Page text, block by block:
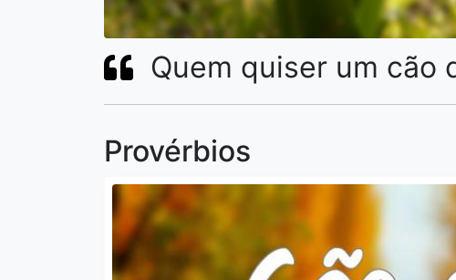
Quem quiser um cão
Provérbios